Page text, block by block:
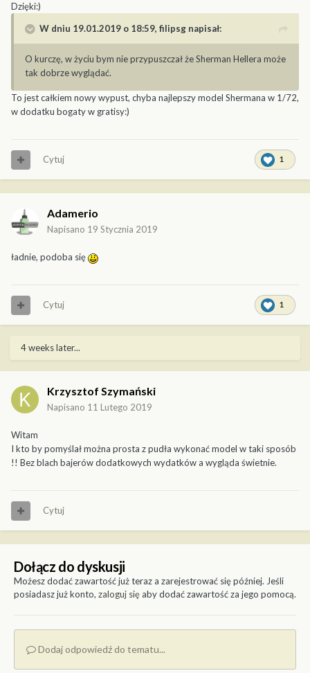
Dzięki:)
W dniu 19.01.2019 o 18:59, filipsg napisał:
O kurczę, w życiu bym nie przypuszczał że Sherman Hellera może
tak dobrze wyglądać.
To jest całkiem nowy wypust, chyba najlepszy model Shermana w 1/72,
w dodatku bogaty w gratisy:)
1
Cytuj
Adamerio
Napisano 19 Stycznia 2019
ładnie, podoba się
1
Cytuj
4 weeks later...
Krzysztof Szymański
Napisano 11 Lutego 2019
Witam
I kto by pomyślał można prosta z pudła wykonać model w taki sposób
!! Bez blach bajerów dodatkowych wydatków a wygląda świetnie.
Cytuj
Dołącz do dyskusji
Możesz dodać zawartość już teraz a zarejestrować się później. Jeśli
posiadasz już konto, zaloguj sięaby dodać zawartość za jego pomocą.
Dodaj odpowiedź do tematu...